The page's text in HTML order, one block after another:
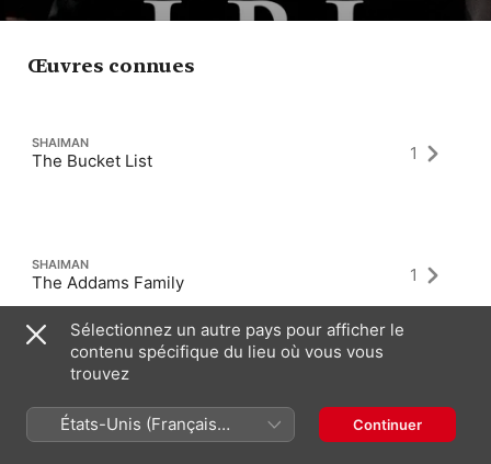
Œuvres connues
SHAIMAN
The Bucket List 1
SHAIMAN
The Addams Family 1
Mary Poppins Returns
Sélectionnez un autre pays pour afficher le
contenu spécifique du lieu où vous vous
trouvez
États-Unis (Français
France)
Continuer